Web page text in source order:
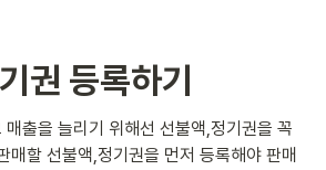
권 등록하기
매출을 늘리기 위해선 선불액,정기권을 꼭
매할 선불액,정기권을 먼저 등록해야 판매